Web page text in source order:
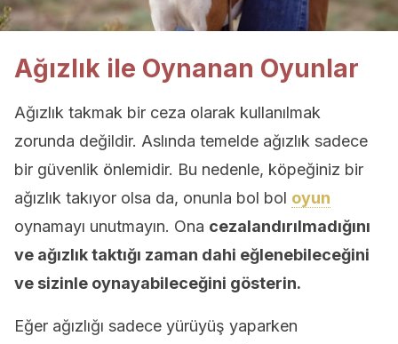
Ağızlık ile Oynanan Oyunlar
Ağızlık takmak bir ceza olarak kullanılmak
zorunda değildir. Aslında temelde ağızlık sadece
bir güvenlik önlemidir. Bu nedenle, köpeğiniz bir
ağızlık takıyor olsa da, onunla bol bol oyun
oynamayı unutmayın. Ona cezalandırılmadığını
ve ağızlık taktığı zaman dahi eğlenebileceğini
ve sizinle oynayabileceğini gösterin.
Eğer ağızlığı sadece yürüyüş yaparken